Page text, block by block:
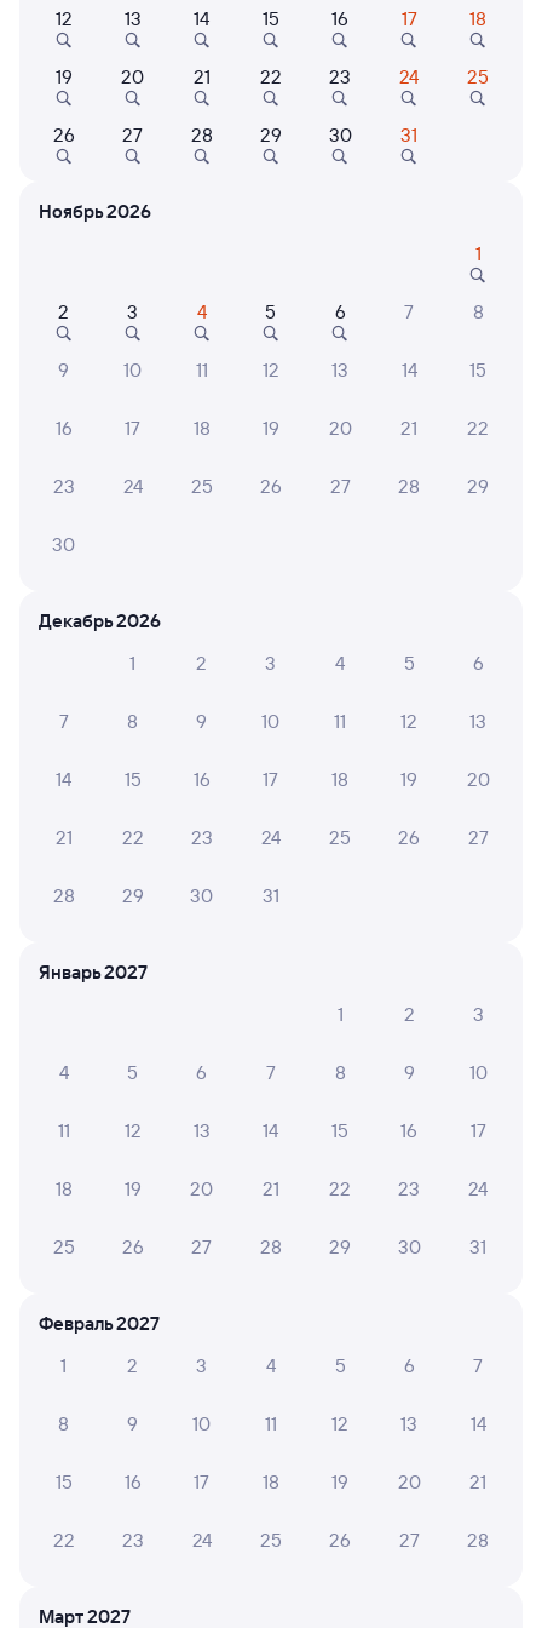
Вологда-1
из Смоленска Центрального
11:57 18:40
1 д 6 ч 43 м в пути
Маршрут
Плацкарт
от 4 ⁠577 ⁠₽
Купе
4 ⁠826 ⁠₽
Выберите дату
Даже если сейчас нет мест
Искать билеты
Отели в Мурманске
Путешественникам нравятся эти варианты
7,9
Отель Отель
Отзывы пассажиров Туту о поездах
2 наталья р.
Очень старый вагон 1985 года, на дальнее расстояние
Galina P.
Вячеслав М.
Вагон очень старый. Туалет маленький-трудно
12 13 14 15 16 17 18
19 20 21 22 23 24 25
26 27 28 29 30 31
Ноябрь 2026
1
2 3 4 5 6 7 8
9 10 11 12 13 14 15
16 17 18 19 20 21 22
23 24 25 26 27 28 29
30
Декабрь 2026
1
2 3 4 5 6
7 8 9 10 11 12 13
14 15 16 17 18 19 20
21 22 23 24 25 26 27
28 29 30 31
Январь 2027
1
2 3
4 5 6 7 8 9 10
11 12 13 14 15 16 17
18 19 20 21 22 23 24
25 26 27 28 29 30 31
Февраль 2027
1
2 3 4 5 6 7
8 9 10 11 12 13 14
15 16 17 18 19 20 21
22 23 24 25 26 27 28
Март 2027